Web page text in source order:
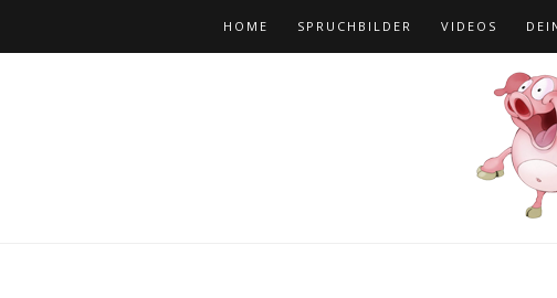
HOME SPRUCHBILDER VIDEOS